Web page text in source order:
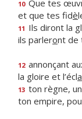
10 Que tes
et que tes fidè
11 Ils diront la gl
ils parleront de
12 annonçant
la gloire et l’écla
13 ton règne,
ton empire,